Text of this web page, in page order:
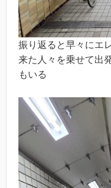
振り返ると早々にエ
来た人々を乗せて出
もいる